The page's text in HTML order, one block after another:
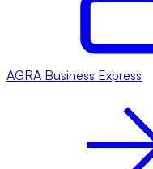
AGRA Business Express